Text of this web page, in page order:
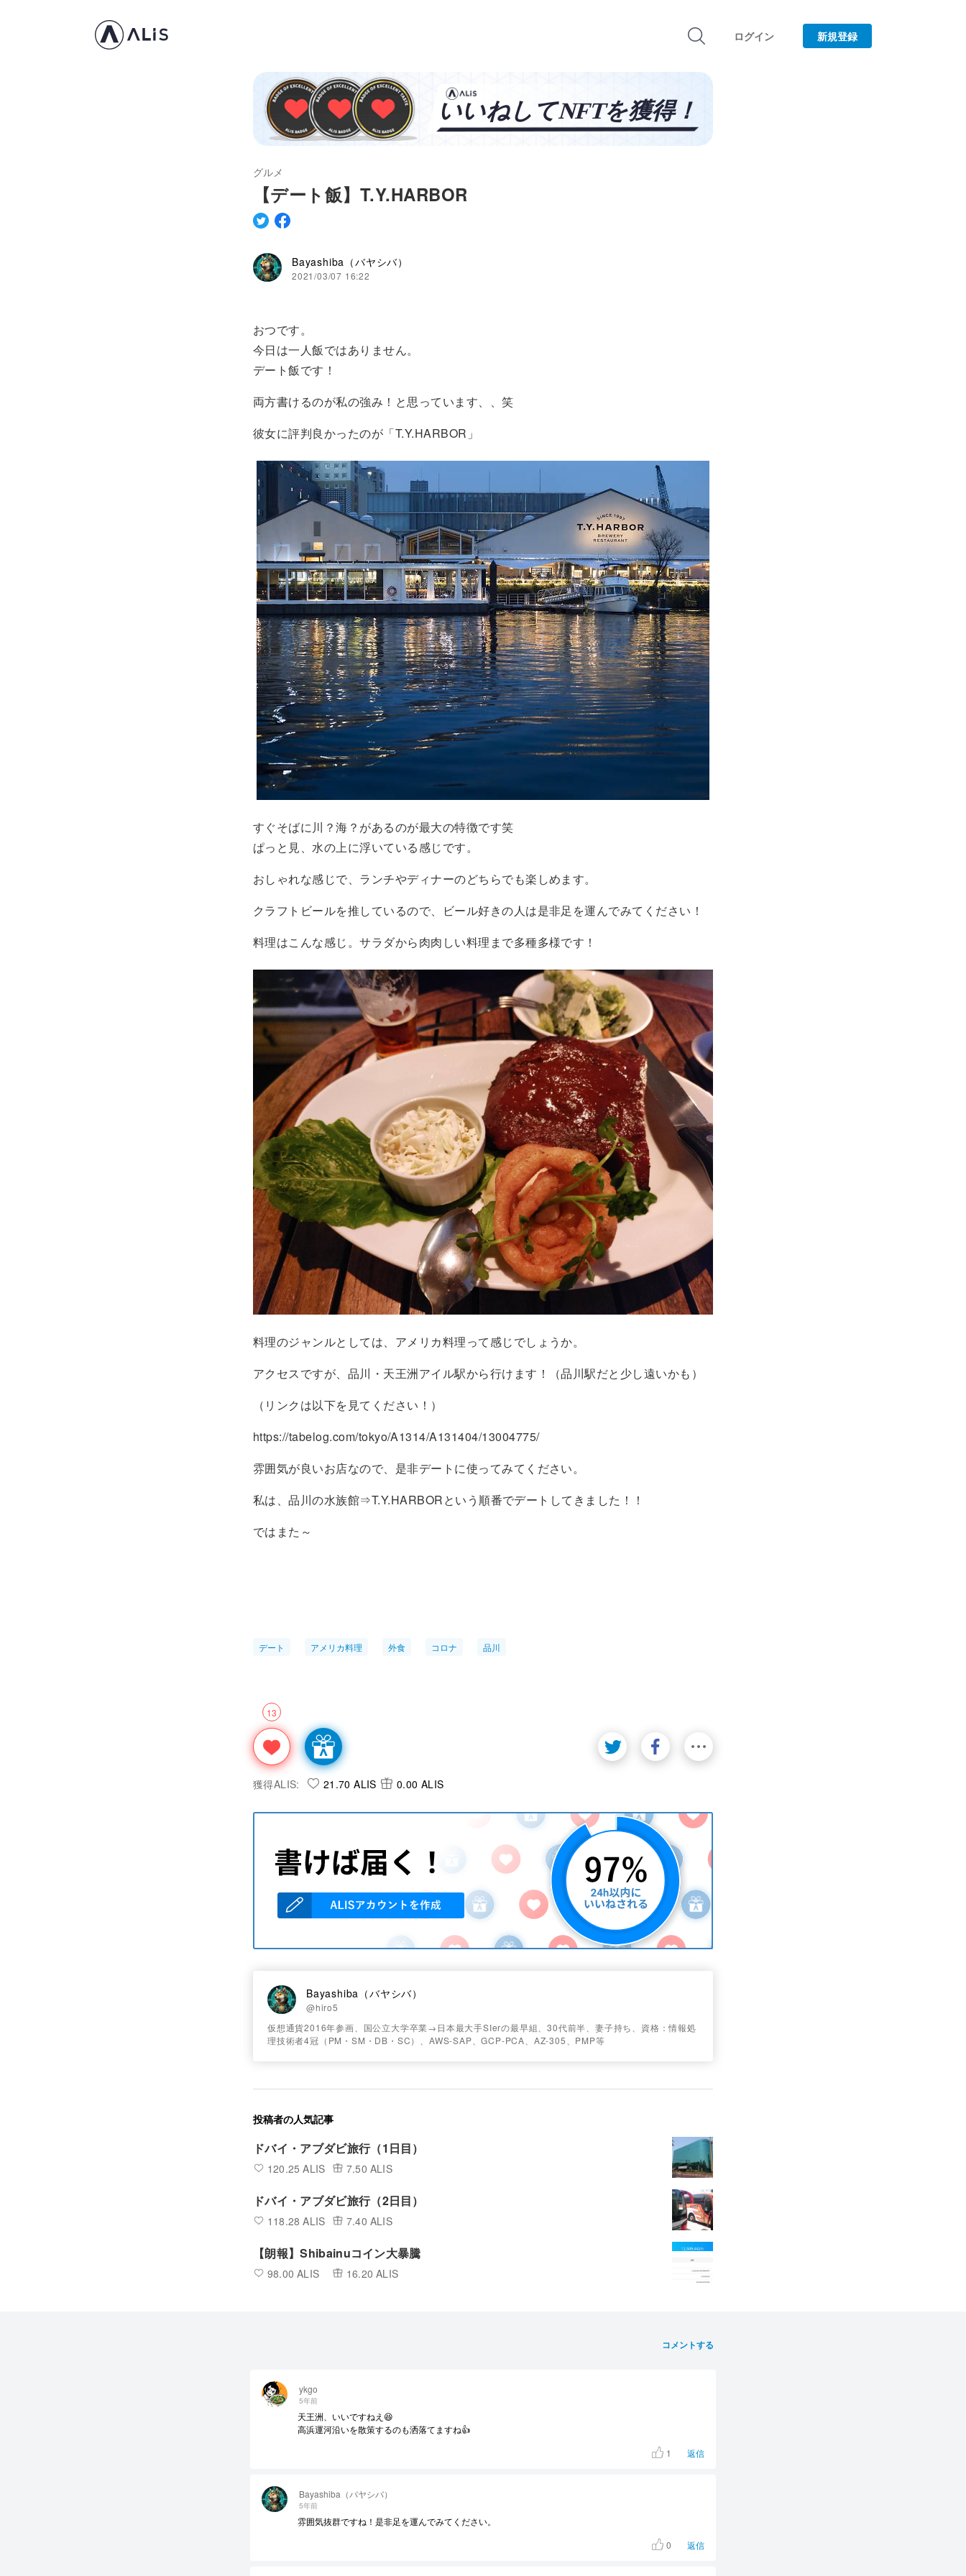
ログイン 新規登録
グルメ
【デート飯】T.Y.HARBOR
Bayashiba（バヤシバ）
2021/03/07 16:22
おつです。
今日は一人飯ではありません。
デート飯です！
両方書けるのが私の強み！と思っています、、笑
彼女に評判良かったのが「T.Y.HARBOR」
すぐそばに川？海？があるのが最大の特徴です笑
ぱっと見、水の上に浮いている感じです。
おしゃれな感じで、ランチやディナーのどちらでも楽しめます。
クラフトビールを推しているので、ビール好きの人は是非足を運んでみてください！
料理はこんな感じ。サラダから肉肉しい料理まで多種多様です！
料理のジャンルとしては、アメリカ料理って感じでしょうか。
アクセスですが、品川・天王洲アイル駅から行けます！（品川駅だと少し遠いかも）
（リンクは以下を見てください！）
https://tabelog.com/tokyo/A1314/A131404/13004775/
雰囲気が良いお店なので、是非デートに使ってみてください。
私は、品川の水族館⇒T.Y.HARBORという順番でデートしてきました！！
ではまた～
デート アメリカ料理 外食 コロナ 品川
13
獲得ALIS: 21.70 ALIS 0.00 ALIS
Bayashiba（バヤシバ）
@hiro5
仮想通貨2016年参画、国公立大学卒業→日本最大手SIerの最早組、30代前半、妻子持ち、資格：情報処
理技術者4冠（PM・SM・DB・SC）、AWS-SAP、GCP-PCA、AZ-305、PMP等
投稿者の人気記事
ドバイ・アブダビ旅行（1日目）
120.25 ALIS 7.50 ALIS
ドバイ・アブダビ旅行（2日目）
118.28 ALIS 7.40 ALIS
【朗報】Shibainuコイン大暴騰
98.00 ALIS 16.20 ALIS
コメントする
Bayashiba（バヤシバ）
5年前
雰囲気抜群ですね！是非足を運んでみてください。
0
返信
ykgo
5年前
天王洲、いいですねえ😆
高浜運河沿いを散策するのも洒落てますね👍
1
返信